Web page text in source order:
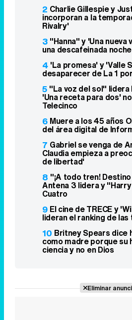
2 Charlie Gillespie y
incorporan a la
Rivalry'
3 "Hanna" y 'Una
una descafeinada
4 'La promesa' y 'Valle
desaparecer de La 1
5 "La voz del sol" lidera
'Una receta para dos'
Telecinco
6 Muere a los 45 años
del área digital de
7 Gabriel se venga de
Claudia empieza a
de libertad'
8 "¡A todo tren!
Antena 3 lidera y
Cuatro
9 El cine de TRECE y
lideran el ranking de
10 Britney Spears dice
como madre porque su
ciencia y no en Dios
Eliminar